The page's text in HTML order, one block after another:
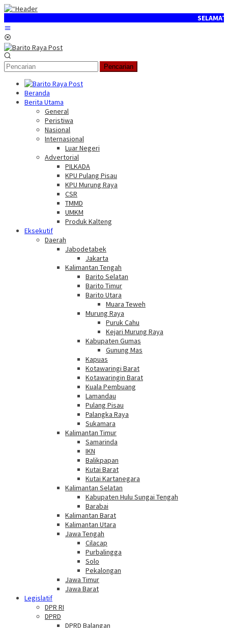
Loncat
konten
SELAMAT
Pencarian
Beranda
Berita Utama
General
Peristiwa
Nasional
Internasional
Luar Negeri
Advertorial
PILKADA
KPU Pulang Pisau
KPU Murung Raya
CSR
TMMD
UMKM
Produk Kalteng
Eksekutif
Daerah
Jabodetabek
Jakarta
Kalimantan Tengah
Barito Selatan
Barito Timur
Barito Utara
Muara Teweh
Murung Raya
Puruk Cahu
Kejari Murung Raya
Kabupaten Gumas
Gunung Mas
Kapuas
Kotawaringi Barat
Kotawaringin Barat
Kuala Pembuang
Lamandau
Pulang Pisau
Palangka Raya
Sukamara
Kalimantan Timur
Samarinda
IKN
Balikpapan
Kutai Barat
Kutai Kartanegara
Kalimantan Selatan
Kabupaten Hulu Sungai Tengah
Barabai
Kalimantan Barat
Kalimantan Utara
Jawa Tengah
Cilacap
Purbalingga
Solo
Pekalongan
Jawa Timur
Jawa Barat
Legislatif
DPR RI
DPRD
DPRD Balangan